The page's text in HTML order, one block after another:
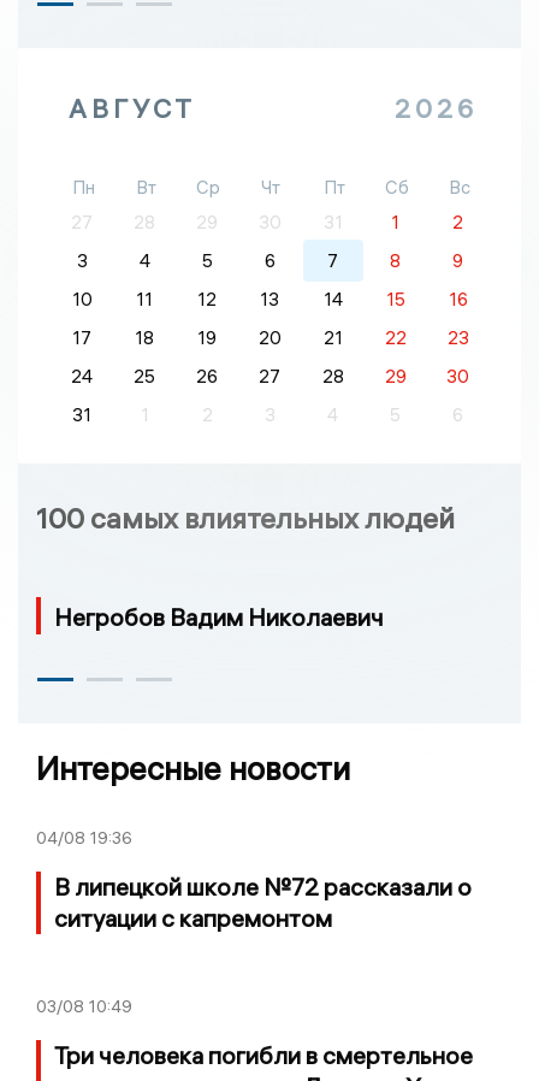
АВГУСТ 2026
Пн Вт Ср Чт Пт Сб
Вс
27
28 29 30 31 1
2
3
4 5 6 7 8
9
10
11 12 13 14 15
16
17
18 19 20 21 22
23
24
25 26 27 28 29
30
31
1 2 3 4 5 6
100 самых влиятельных людей
Негробов Вадим Николаевич
Интересные новости
04/08 19:36
В липецкой школе №72 рассказали о
ситуации с капремонтом
03/08 10:49
Три человека погибли в смертельное